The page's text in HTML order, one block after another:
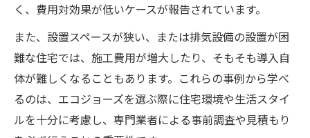
く、費用対効果が低いケースが報告されています。
また、設置スペースが狭い、または排気設備の設置が困
難な住宅では、施工費用が増大したり、そもそも導入自
体が難しくなることもあります。これらの事例から学べ
るのは、エコジョーズを選ぶ際に住宅環境や生活スタイ
ルを十分に考慮し、専門業者による事前調査や見積もり